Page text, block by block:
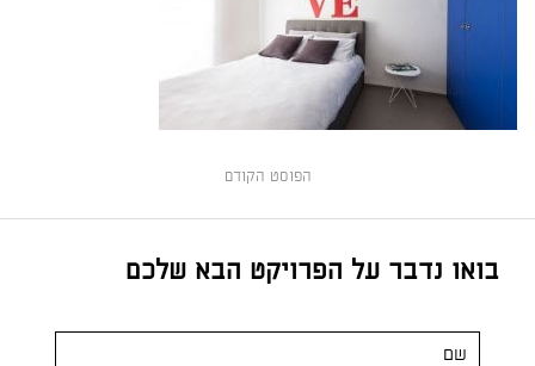
הפוסט הקודם
בואו נדבר על הפרויקט הבא שלכם